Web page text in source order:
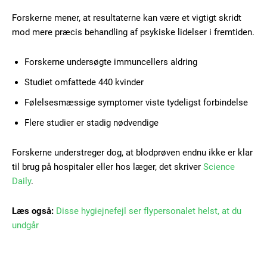
Free limited access
Gratis
Praesent euismod ac
Nullam eu erat condimentum
Donec quis est ac felis
Forskerne mener, at resultaterne kan være et vigtigt skridt
mod mere præcis behandling af psykiske lidelser i fremtiden.
Forskerne undersøgte immuncellers aldring
Studiet omfattede 440 kvinder
Følelsesmæssige symptomer viste tydeligst forbindelse
Flere studier er stadig nødvendige
Forskerne understreger dog, at blodprøven endnu ikke er klar
til brug på hospitaler eller hos læger, det skriver Science
Daily.
Læs også: Disse hygiejnefejl ser flypersonalet helst, at du
undgår